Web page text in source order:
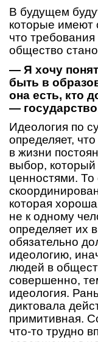
В будущем
которые имеют
что
общество
— Я хочу
быть в
она есть, кто
—
Идеология по
определяет,
в жизни
выбор,
ценностями.
которая
не к одному
определяет их
обязательно
идеологию,
людей в
совершенно,
идеология.
диктовала
примитивная.
что-то трудно